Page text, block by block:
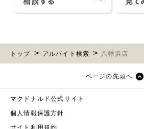
トップ アルバイト検索 八幡浜店
ページの先頭へ
マクドナルド公式サイト
個人情報保護方針
サイト利用規約